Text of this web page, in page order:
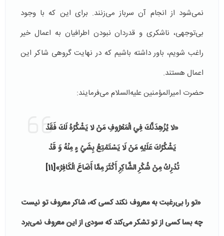
نمی‌شود از انجام آن سرباز می‌زنند. برای این که با وجود
بی‌توجهی، ناشکری و قدردان نبودن اطرافیان به اعمال خیر
راغب شویم، باور داشته باشیم که در نهایت گروهی شاکر این
اعمال هستند.
حضرت امیرالمؤمنین علیه‌السلام می‌فرمایند:
«لا يُزْهِدَنَّكَ فِي الْمَعْرُوفِ مَنْ لا يَشْكُرُهُ لَكَ فَقَدْ
يَشْكُرُكَ عَلَيْهِ مَنْ لَا يَسْتَمْتِعُ بِشَيْ ءٍ مِنْهُ وَ قَدْ
تُدْرِكُ مِنْ شُكْرِ الشَّاكِرِ أَكْثَرَ مِمَّا أَضَاعَ الْكَافِرُ»[11]
«تو را بی‌رغبت به معروف نکند کسی که، شاکر معروف تو نیست
چه بسا کسی از تو تشکر می‌کند که سودی از این معروف نمی‌برد